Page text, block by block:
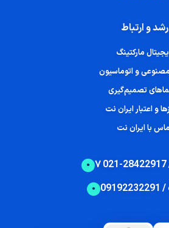
رشد و ارتباط
مارکتینگ
و اتوماسیون
تصمیم‌گیری
و اعتبار ایران نت
با ایران نت